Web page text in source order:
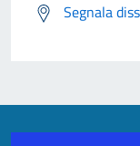
Segnala